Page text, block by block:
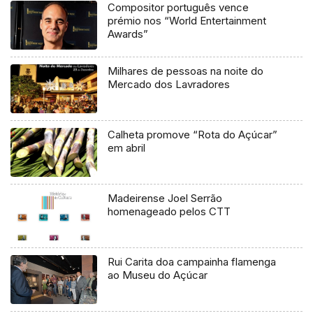
Compositor português vence
prémio nos “World Entertainment
Awards”
Milhares de pessoas na noite do
Mercado dos Lavradores
Calheta promove “Rota do Açúcar”
em abril
Madeirense Joel Serrão
homenageado pelos CTT
Rui Carita doa campainha flamenga
ao Museu do Açúcar